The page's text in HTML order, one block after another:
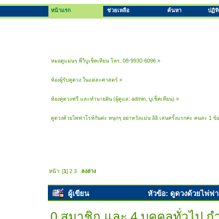
หน้าแรก ช่วยเหลือ ค้นหา ปฏิ
หมอดูแม่นๆ พี่วิบูเช็คเทียน โทร. 08-9930-6096 »
ห้องผู้รับดูดวง ในแต่ละศาสตร์ »
ห้องดูดวงฟรี และทำนายฝัน (ผู้ดูแล:admin,บูเช็คเทียน) »
ดูดวงด้วยไพ่ฟาโรห์กันค่ะ หนุกๆ อย่าหวังแม่น อิอิ เล่นครั้งแรกค่ะ คนละ 1 ข้
หน้า: [1]2 3 ลงล่าง
ผู้เขียน
หัวข้อ: ดูดวงด้วยไพ่ฟ